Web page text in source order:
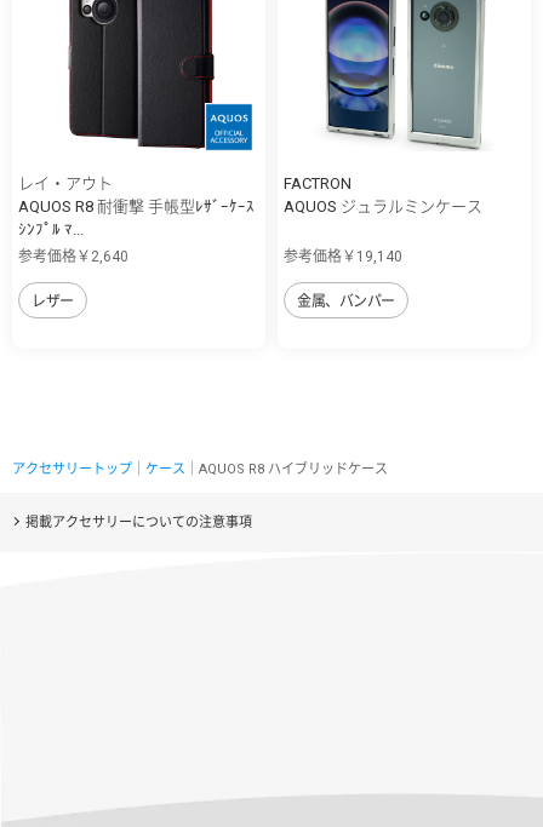
レイ・アウト
AQUOS R8 耐衝撃 手帳型ﾚｻﾞｰｹｰｽ
ｼﾝﾌﾟﾙ ﾏ...
参考価格￥2,640
レザー
FACTRON
AQUOS ジュラルミンケース
参考価格￥19,140
金属、バンパー
アクセサリートップ ケース ｜AQUOS R8 ハイブリッドケース
掲載アクセサリーについての注意事項